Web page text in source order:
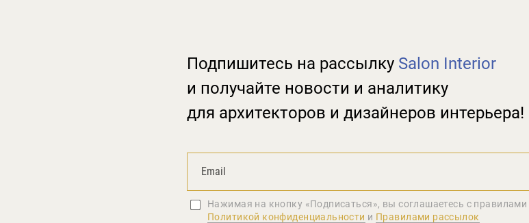
Подпишитесь на рассылку Salon Interior
и получайте новости и аналитику
для архитекторов и дизайнеров интерьера!
Нажимая на кнопку «Подписаться», вы соглашаетеcь с правилами
Политикой конфиденциальности и Правилами рассылок